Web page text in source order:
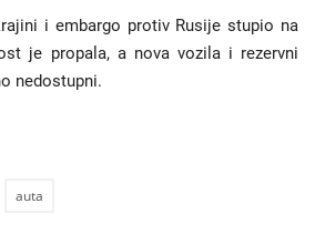
i embargo protiv Rusije stupio na
je propala, a nova vozila i rezervni
nedostupni.
auta